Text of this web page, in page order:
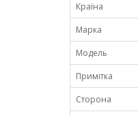
Країна
Марка
Модель
Примітка
Сторона